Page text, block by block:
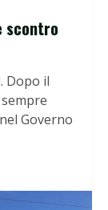
scontro
Dopo il
Governo